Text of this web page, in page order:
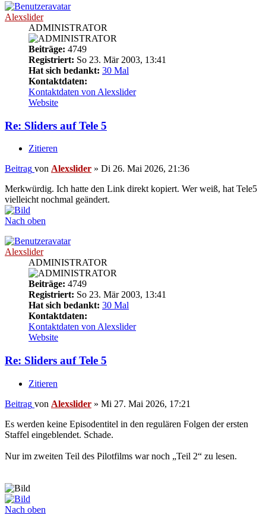
Alexslider
ADMINISTRATOR
Beiträge: 4749
Registriert: So 23. Mär 2003, 13:41
Hat sich bedankt: 30 Mal
Kontaktdaten:
Kontaktdaten von Alexslider
Website
Re: Sliders auf Tele 5
Zitieren
Beitrag von Alexslider » Di 26. Mai 2026, 21:36
Merkwürdig. Ich hatte den Link direkt kopiert. Wer weiß, hat Tele5
vielleicht nochmal geändert.
Nach oben
Alexslider
ADMINISTRATOR
Beiträge: 4749
Registriert: So 23. Mär 2003, 13:41
Hat sich bedankt: 30 Mal
Kontaktdaten:
Kontaktdaten von Alexslider
Website
Re: Sliders auf Tele 5
Zitieren
Beitrag von Alexslider » Mi 27. Mai 2026, 17:21
Es werden keine Episodentitel in den regulären Folgen der ersten
Staffel eingeblendet. Schade.
Nur im zweiten Teil des Pilotfilms war noch „Teil 2“ zu lesen.
Nach oben